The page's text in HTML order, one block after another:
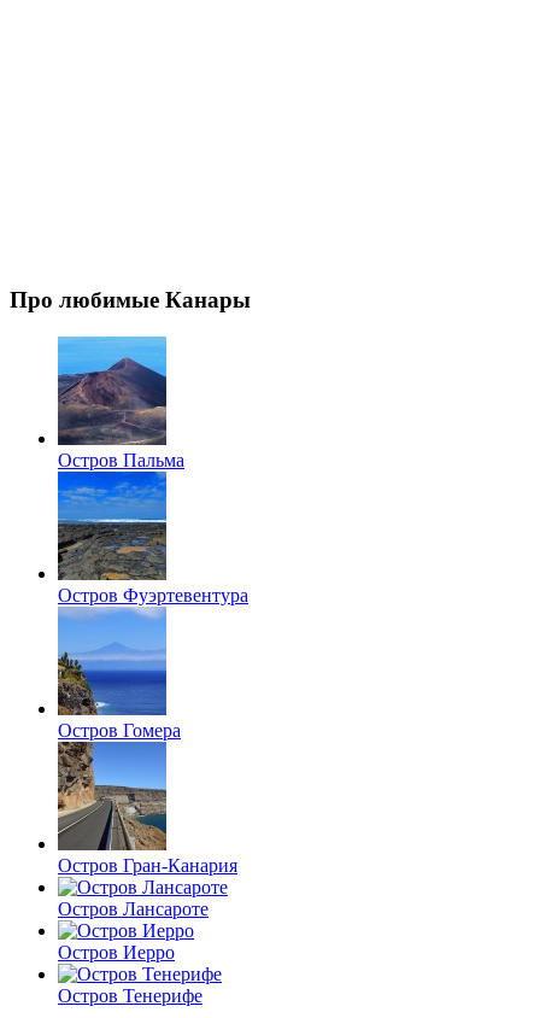
Про любимые Канары
Остров Пальма
Остров Фуэртевентура
Остров Гомера
Остров Гран-Канария
Остров Лансароте
Остров Иерро
Остров Тенерифе